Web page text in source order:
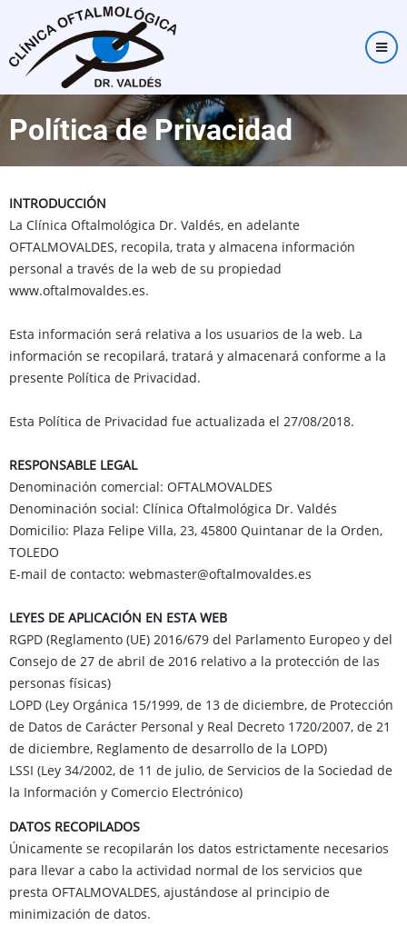
contenido
principal
Política de Privacidad
INTRODUCCIÓN
La Clínica Oftalmológica Dr. Valdés, en adelante
OFTALMOVALDES, recopila, trata y almacena información
personal a través de la web de su propiedad
www.oftalmovaldes.es.
Esta información será relativa a los usuarios de la web. La
información se recopilará, tratará y almacenará conforme a la
presente Política de Privacidad.
Esta Política de Privacidad fue actualizada el 27/08/2018.
RESPONSABLE LEGAL
Denominación comercial: OFTALMOVALDES
Denominación social: Clínica Oftalmológica Dr. Valdés
Domicilio: Plaza Felipe Villa, 23, 45800 Quintanar de la Orden,
TOLEDO
E-mail de contacto: webmaster@oftalmovaldes.es
LEYES DE APLICACIÓN EN ESTA WEB
RGPD (Reglamento (UE) 2016/679 del Parlamento Europeo y del
Consejo de 27 de abril de 2016 relativo a la protección de las
personas físicas)
LOPD (Ley Orgánica 15/1999, de 13 de diciembre, de Protección
de Datos de Carácter Personal y Real Decreto 1720/2007, de 21
de diciembre, Reglamento de desarrollo de la LOPD)
LSSI (Ley 34/2002, de 11 de julio, de Servicios de la Sociedad de
la Información y Comercio Electrónico)
DATOS RECOPILADOS
Únicamente se recopilarán los datos estrictamente necesarios
para llevar a cabo la actividad normal de los servicios que
presta OFTALMOVALDES, ajustándose al principio de
minimización de datos.